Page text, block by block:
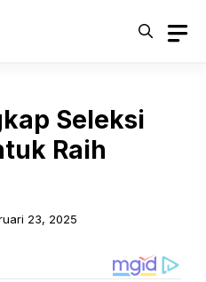
Seleksi
Raih
23, 2025